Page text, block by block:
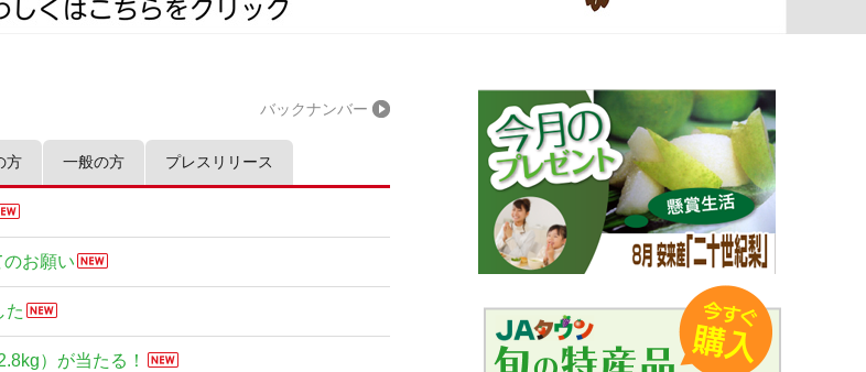
バックナンバー
方 一般の方 プレスリリース
お願い
た
）が当たる！